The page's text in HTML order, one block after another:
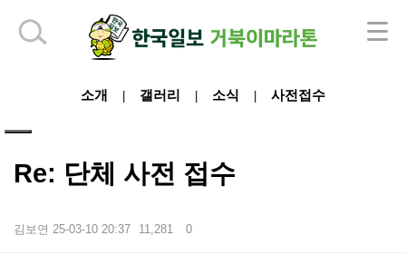
소개 갤러리 소식 사전접수
Re: 단체 사전 접수
김보연 25-03-10 20:37 11,281 0
하단 영역